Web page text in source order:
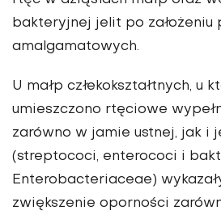
bakteryjnej jelit po założeniu
amalgamatowych.
U małp człekokształtnych, u
umieszczono rtęciowe
zarówno w jamie ustnej, jak i
(streptococi, enterococi i
Enterobacteriaceae)
zwiększenie oporności